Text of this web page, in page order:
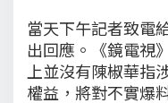
當天下午記者致電
出回應。《鏡電視
上並沒有陳椒華指
權益，將對不實爆